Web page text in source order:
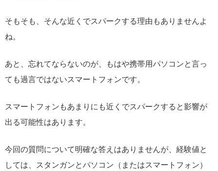
そもそも、そんな近くでスパークする理由もありませんよ
ね。
あと、忘れてならないのが、もはや携帯用パソコンと言っ
ても過言ではないスマートフォンです。
スマートフォンもあまりにも近くでスパークすると影響が
出る可能性はあります。
今回の質問について明確な答えはありませんが、経験値と
しては、スタンガンとパソコン（またはスマートフォン）